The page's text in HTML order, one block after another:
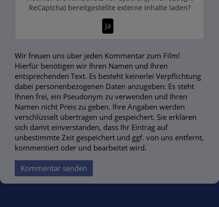
ReCaptcha)bereitgestellte externe Inhalte laden?
Ja
Wir freuen uns über jeden Kommentar zum Film!
Hierfür benötigen wir Ihren Namen und Ihren
entsprechenden Text. Es besteht keinerlei Verpflichtung
dabei personenbezogenen Daten anzugeben: Es steht
Ihnen frei, ein Pseudonym zu verwenden und Ihren
Namen nicht Preis zu geben. Ihre Angaben werden
verschlüsselt übertragen und gespeichert. Sie erklären
sich damit einverstanden, dass Ihr Eintrag auf
unbestimmte Zeit gespeichert und ggf. von uns entfernt,
kommentiert oder und bearbeitet wird.
Kommentar senden